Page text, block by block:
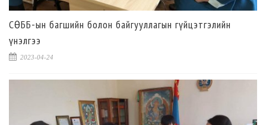
СӨББ-ын багшийн болон байгууллагын гүйцэтгэлийн
үнэлгээ
2023-04-24